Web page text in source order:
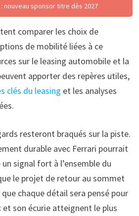
nouveau sponsor titre dès 2027
comparer les choix de
de mobilité liées à ce
sur le leasing automobile et la
apporter des repères utiles,
clés du leasing et les analyses
resteront braqués sur la piste.
durable avec Ferrari pourrait
signal fort à l’ensemble du
le projet de retour au sommet
chaque détail sera pensé pour
et son écurie atteignent le plus